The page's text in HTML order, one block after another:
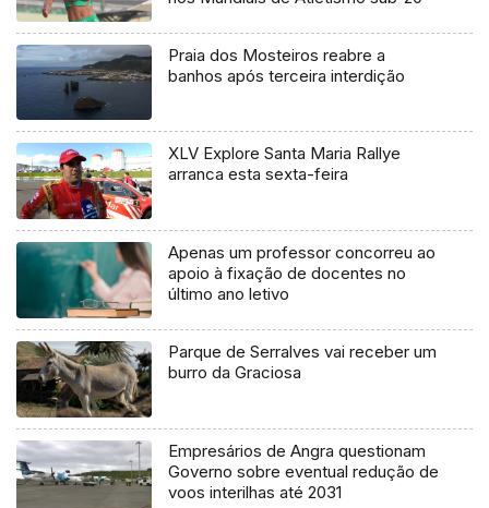
Praia dos Mosteiros reabre a
banhos após terceira interdição
XLV Explore Santa Maria Rallye
arranca esta sexta-feira
Apenas um professor concorreu ao
apoio à fixação de docentes no
último ano letivo
Parque de Serralves vai receber um
burro da Graciosa
Empresários de Angra questionam
Governo sobre eventual redução de
voos interilhas até 2031